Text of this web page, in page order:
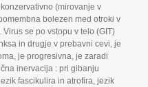
(mirovanje v
bolezen med otroki v
se po vstopu v telo (GIT)
in drugje v prebavni cevi,je
,je progresivna,je zaradi
inervacija : pri gibanju
fascikulira in atrofira,jezik